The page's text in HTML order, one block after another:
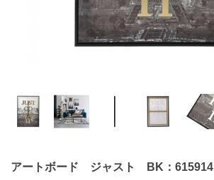
アートボード ジャスト BK：615914